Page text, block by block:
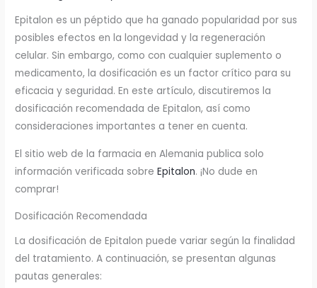
Epitalon es un péptido que ha ganado popularidad por sus
posibles efectos en la longevidad y la regeneración
celular. Sin embargo, como con cualquier suplemento o
medicamento, la dosificación es un factor crítico para su
eficacia y seguridad. En este artículo, discutiremos la
dosificación recomendada de Epitalon, así como
consideraciones importantes a tener en cuenta.
El sitio web de la farmacia en Alemania publica solo
información verificada sobreEpitalon. ¡No dude en
comprar!
Dosificación Recomendada
La dosificación de Epitalon puede variar según la finalidad
del tratamiento. A continuación, se presentan algunas
pautas generales: